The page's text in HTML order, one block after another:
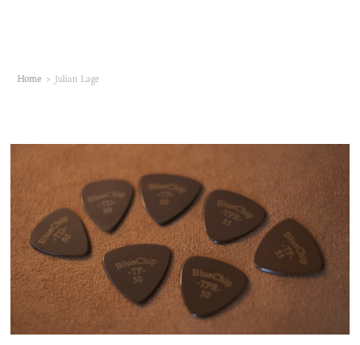
Home > Julian Lage